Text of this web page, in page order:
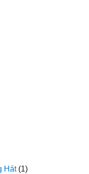
Hát(1)